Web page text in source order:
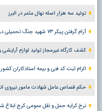
تولید سه هزار اصله نهال مثمر در البرز
آرام گرفتن پیکر ۷۳ شهید جنگ تحمیلی در جوار امامزادگان استان البرز
کشف کارگاه غیرمجاز تولید لوازم
الزام ثبت کد فنی و بیمه استادکاران
حکم قصاص عامل شهادت مامور نیروی
نرخ کرایه حمل و نقل عمومی کرج ابلاغ